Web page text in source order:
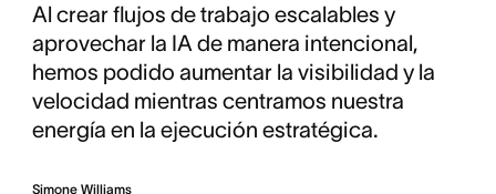
Al crear flujos de trabajo escalables y
aprovechar la IA de manera intencional,
hemos podido aumentar la visibilidad y la
velocidad mientras centramos nuestra
energía en la ejecución estratégica.
Simone Williams